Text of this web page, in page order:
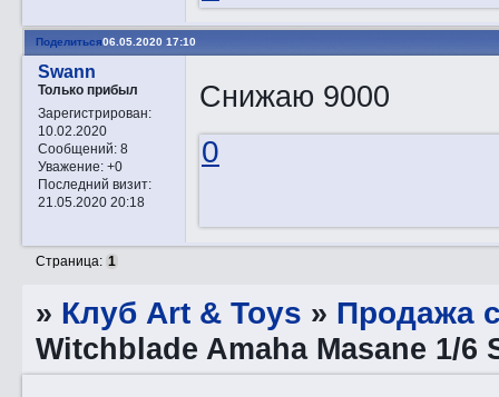
Поделиться06.05.2020 17:10
Swann
Только прибыл
Зарегистрирован:
10.02.2020
Сообщений:8
Уважение: +0
Последний визит:
21.05.2020 20:18
Снижаю 9000
0
Страница: 1
» Клуб Art & Toys » Продажа
Witchblade Amaha Masane 1/6